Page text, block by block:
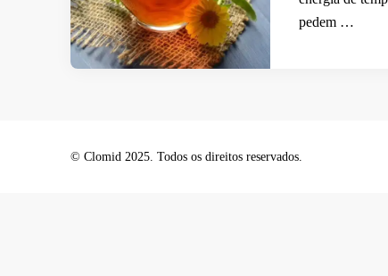
pedem …
© Clomid 2025. Todos os direitos reservados.